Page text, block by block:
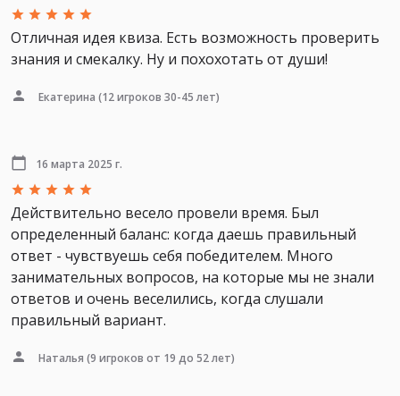
Отличная идея квиза. Есть возможность проверить
знания и смекалку. Ну и похохотать от души!
Екатерина (12 игроков 30-45 лет)
16 марта 2025 г.
Действительно весело провели время. Был
определенный баланс: когда даешь правильный
ответ - чувствуешь себя победителем. Много
занимательных вопросов, на которые мы не знали
ответов и очень веселились, когда слушали
правильный вариант.
Наталья (9 игроков от 19 до 52 лет)